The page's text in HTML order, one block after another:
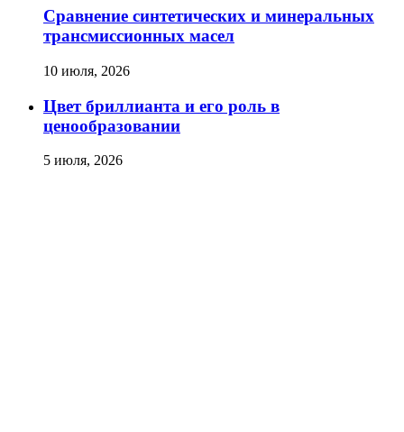
Сравнение синтетических и минеральных
трансмиссионных масел
10 июля, 2026
Цвет бриллианта и его роль в
ценообразовании
5 июля, 2026